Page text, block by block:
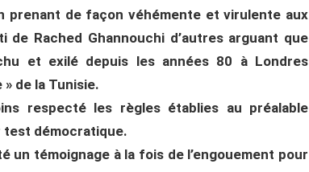
prenant de façon véhémente et virulente aux
Rached Ghannouchi d’autres arguant que
et exilé depuis les années 80 à Londres
de la Tunisie.
respecté les règles établies au préalable
test démocratique.
un témoignage à la fois de l’engouement pour